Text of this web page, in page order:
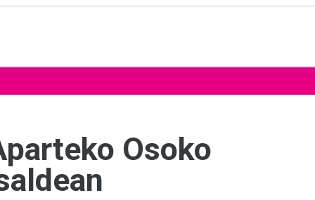
Osoko